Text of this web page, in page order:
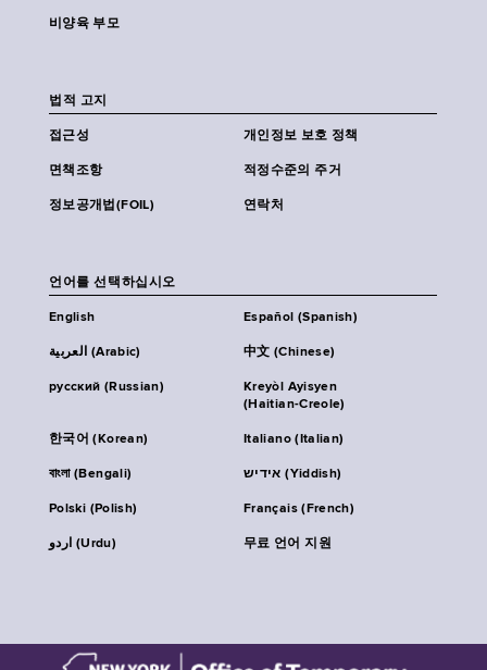
비양육 부모
법적 고지
접근성 개인정보 보호 정책
면책조항 적정수준의 주거
정보공개법(FOIL) 연락처
언어를 선택하십시오
English Español (Spanish)
العربية (Arabic) 中文 (Chinese)
русский (Russian)
Kreyòl Ayisyen
(Haitian-Creole)
한국어 (Korean) Italiano (Italian)
বাংলা (Bengali) אידיש (Yiddish)
Polski (Polish) Français (French)
اردو (Urdu) 무료 언어 지원